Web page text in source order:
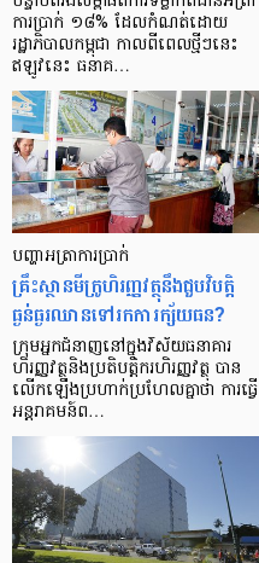
ការ​ប្រាក់ ១៨​% ដែល​កំណត់​ដោយ​
រដ្ឋាភិបាល​កម្ពុជា កាល​ពី​ពេល​ថ្មីៗ​នេះ
ឥឡូវ​នេះ ធនាគ…
បញ្ហា​អត្រា​ការប្រាក់
គ្រឹះស្ថាន​មីក្រូ​ហិរញ្ញវត្ថុ​នឹង​ជួប​វិបត្តិ​
ធ្ងន់ធ្ងរ​ឈាន​ទៅ​រក​ការ​ក្ស័យធន?
ក្រុម​អ្នក​ជំនាញ​នៅ​ក្នុង​វិស័យ​ធនាគារ
ហិរញ្ញវត្ថុ​និង​ប្រតិបត្តិករ​ហិរញ្ញ​វត្ថុ បាន​​
លើក​ឡើង​ប្រហាក់​ប្រហែល​គ្នា​ថា ការ​ធ្វើ​
អន្តរាគមន៍​ព…